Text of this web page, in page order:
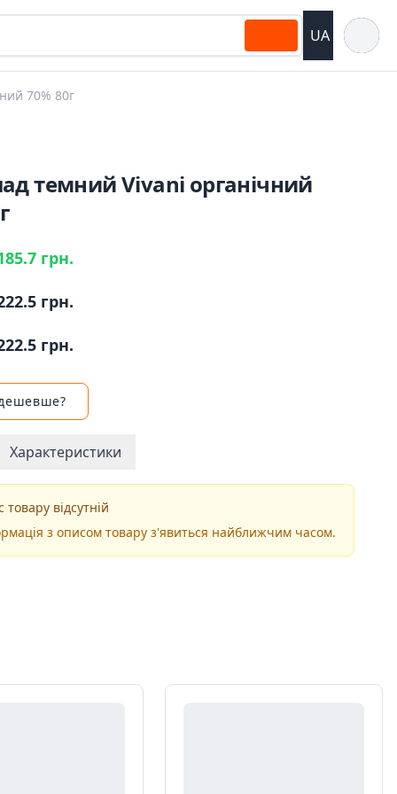
UA
70% 80г
темний Vivani органічний
грн.
грн.
грн.
Характеристики
товару відсутній
з описом товару з'явиться найближчим часом.